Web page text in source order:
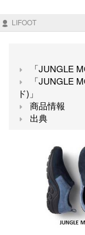
LIFOOT
「JUNGLE
「JUNGLE
ド)」
商品情報
出典